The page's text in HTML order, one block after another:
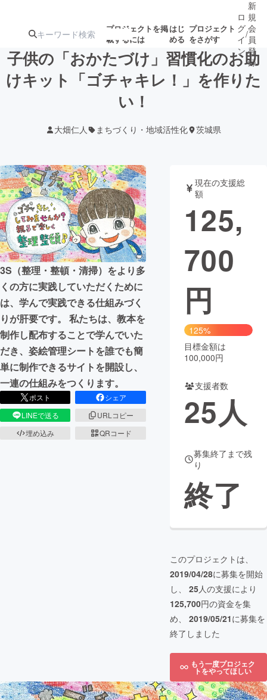
プロジェクトを掲
載するには
はじ
める
プロジェクト
をさがす
注目の新着プロ
テクノロジー・ガジェット
映像・映画 書籍・雑誌
ビジネス・起業 チャレンジ
まちづくり・地域活性化
CAMPFIRE for Social Good
CAMPFIRE Creation
CAMPFIREふるさと納税machi-ya コミュニティ
ロ
グ
イ
ン
/
新
規
会
員
登
録
子供の「おかたづけ」習慣化のお助
けキット「ゴチャキレ！」を作りた
い！
大畑仁人 まちづくり・地域活性化 茨城県
3S（整理・整頓・清掃）をより多
くの方に実践していただくために
は、学んで実践できる仕組みづく
りが肝要です。 私たちは、教本を
制作し配布することで学んでいた
だき、姿絵管理シートを誰でも簡
単に制作できるサイトを開設し、
一連の仕組みをつくります。
ポスト
シェア
LINEで送る
URLコピー
埋め込み
QRコード
現在の支援総
額
125,
700
円
125%
目標金額は
100,000円
支援者数
25人
募集終了まで残
り
終了
このプロジェクトは、
2019/04/28に募集を開始
し、 25人の支援により
125,700円の資金を集
め、 2019/05/21に募集を
終了しました
もう一度プロジェク
トをやってほしい